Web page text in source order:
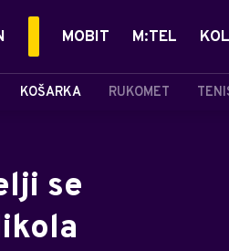
KOŠARKA RUKOMET
MOBIT M:TEL
se